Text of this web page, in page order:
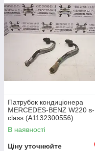
Патрубок кондиціонера
MERCEDES-BENZ W220 s-
class (A1132300556)
В наявності
Ціну уточнюйте